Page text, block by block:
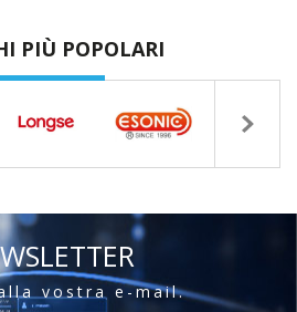
PIÙ POPOLARI
vostra e-mail.